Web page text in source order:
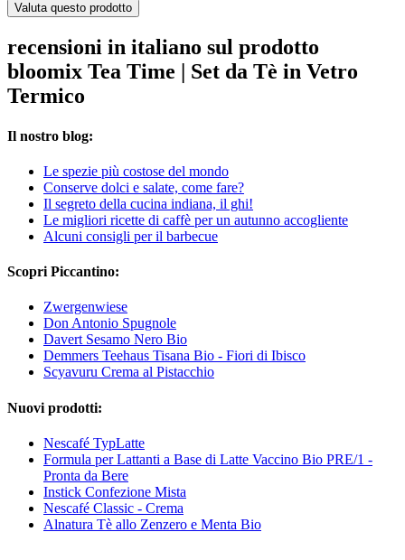
Valuta questo prodotto
recensioni in italiano sul prodotto
bloomix Tea Time | Set da Tè in Vetro
Termico
Il nostro blog:
Le spezie più costose del mondo
Conserve dolci e salate, come fare?
Il segreto della cucina indiana, il ghi!
Le migliori ricette di caffè per un autunno accogliente
Alcuni consigli per il barbecue
Scopri Piccantino:
Zwergenwiese
Don Antonio Spugnole
Davert Sesamo Nero Bio
Demmers Teehaus Tisana Bio - Fiori di Ibisco
Scyavuru Crema al Pistacchio
Nuovi prodotti:
Nescafé TypLatte
Formula per Lattanti a Base di Latte Vaccino Bio PRE/1 -
Pronta da Bere
Instick Confezione Mista
Nescafé Classic - Crema
Alnatura Tè allo Zenzero e Menta Bio